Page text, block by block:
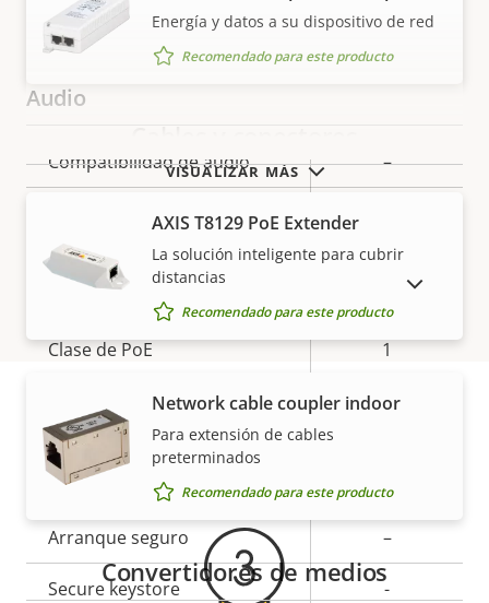
AV1
Audio
Descripción
de
Valor de
la
propiedad
Compatibilidad de audio –
Micrófono integrado
Red
Descripción
propiedad
Valor de
propiedad
Clase de PoE 1
Seguridad
Descripción
de
propiedad
Valor de
la
propiedad
Sistema operativo firmado –
Arranque seguro –
Secure keystore -
VISUALIZAR MÁS
Energía y datos a su dispositivo de red
Recomendado para este producto
AXIS T8129 PoE Extender
La solución inteligente para cubrir
distancias
Recomendado para este producto
Network cable coupler indoor
Para extensión de cables
preterminados
Recomendado para este producto
Convertidores de medios
MOSTRAR PRODUCTOS DESCATALOGADOS
Garantía